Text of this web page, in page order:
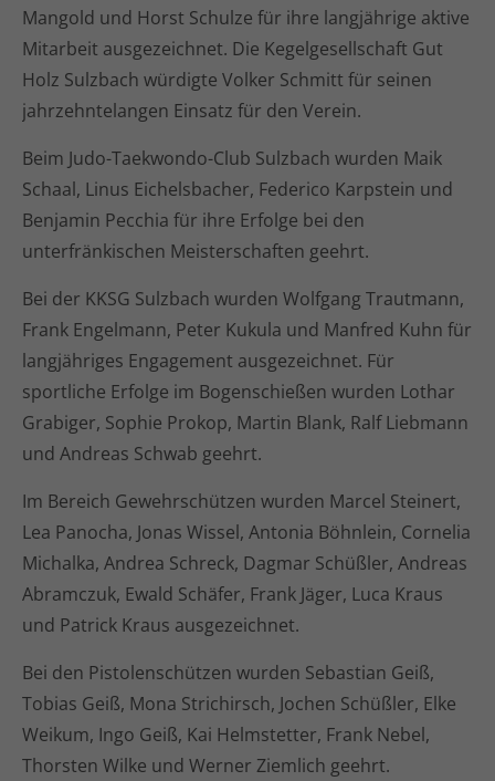
Mangold und Horst Schulze für ihre langjährige aktive
Mitarbeit ausgezeichnet. Die Kegelgesellschaft Gut
Holz Sulzbach würdigte Volker Schmitt für seinen
jahrzehntelangen Einsatz für den Verein.
Beim Judo-Taekwondo-Club Sulzbach wurden Maik
Schaal, Linus Eichelsbacher, Federico Karpstein und
Benjamin Pecchia für ihre Erfolge bei den
unterfränkischen Meisterschaften geehrt.
Bei der KKSG Sulzbach wurden Wolfgang Trautmann,
Frank Engelmann, Peter Kukula und Manfred Kuhn für
langjähriges Engagement ausgezeichnet. Für
sportliche Erfolge im Bogenschießen wurden Lothar
Grabiger, Sophie Prokop, Martin Blank, Ralf Liebmann
und Andreas Schwab geehrt.
Im Bereich Gewehrschützen wurden Marcel Steinert,
Lea Panocha, Jonas Wissel, Antonia Böhnlein, Cornelia
Michalka, Andrea Schreck, Dagmar Schüßler, Andreas
Abramczuk, Ewald Schäfer, Frank Jäger, Luca Kraus
und Patrick Kraus ausgezeichnet.
Bei den Pistolenschützen wurden Sebastian Geiß,
Tobias Geiß, Mona Strichirsch, Jochen Schüßler, Elke
Weikum, Ingo Geiß, Kai Helmstetter, Frank Nebel,
Thorsten Wilke und Werner Ziemlich geehrt.